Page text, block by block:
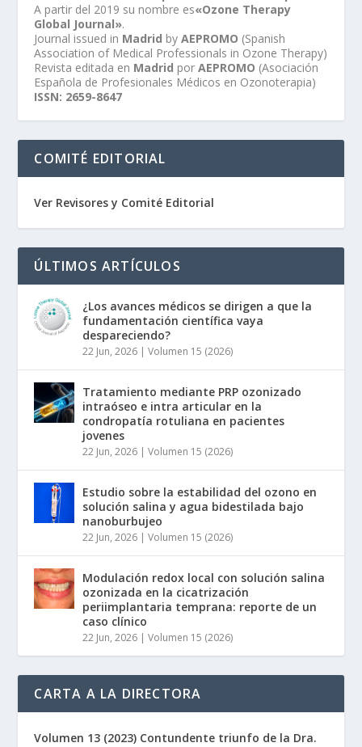
A partir del 2019 su nombre es«Ozone Therapy
Global Journal».
Journal issued in Madrid byAEPROMO (Spanish
Association of Medical Professionals in Ozone Therapy)
Revista editada en Madrid porAEPROMO (Asociación
Española de Profesionales Médicos en Ozonoterapia)
ISSN: 2659-8647
COMITÉ EDITORIAL
Ver Revisores y Comité Editorial
ÚLTIMOS ARTÍCULOS
¿Los avances médicos se dirigen a que la
fundamentación científica vaya
despareciendo?
22 Jun, 2026 |Volumen 15 (2026)
Tratamiento mediante PRP ozonizado
intraóseo e intra articular en la
condropatía rotuliana en pacientes
jovenes
22 Jun, 2026 |Volumen 15 (2026)
Estudio sobre la estabilidad del ozono en
solución salina y agua bidestilada bajo
nanoburbujeo
22 Jun, 2026 |Volumen 15 (2026)
Modulación redox local con solución salina
ozonizada en la cicatrización
periimplantaria temprana: reporte de un
caso clínico
22 Jun, 2026 |Volumen 15 (2026)
CARTA A LA DIRECTORA
Volumen 13 (2023) Contundente triunfo de la Dra.